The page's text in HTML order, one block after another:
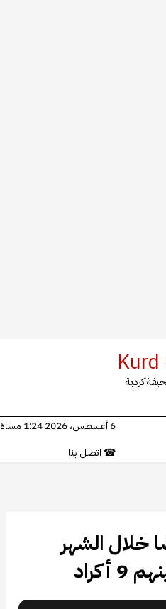
كردية
6 أغسطس، 2026 1:24 مساءً
☎ اتصل بنا
شخصًا خلال الشهر